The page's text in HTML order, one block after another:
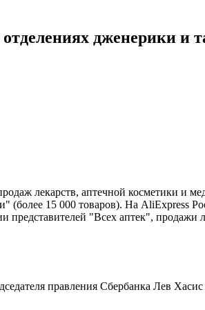
дженерики и
лекарств, аптечной косметики и
(более 15 000 товаров). На AliExpress
представителей "Всех аптек", продажи
правления Сбербанка Лев